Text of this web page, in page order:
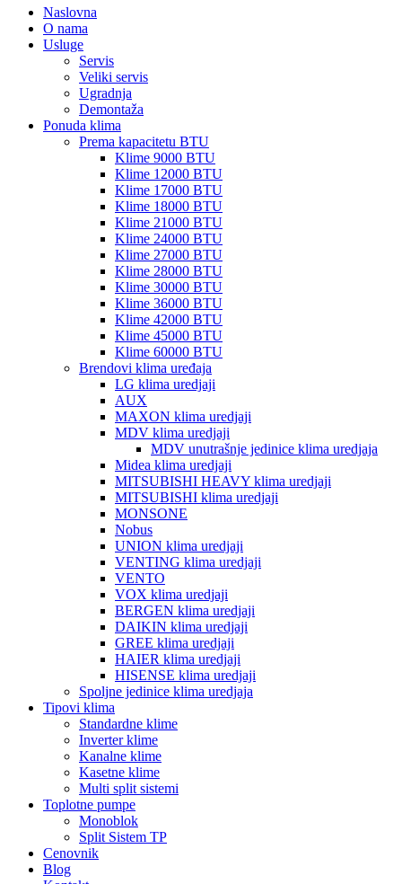
Naslovna
O nama
Usluge
Servis
Veliki servis
Ugradnja
Demontaža
Ponuda klima
Prema kapacitetu BTU
Klime 9000 BTU
Klime 12000 BTU
Klime 17000 BTU
Klime 18000 BTU
Klime 21000 BTU
Klime 24000 BTU
Klime 27000 BTU
Klime 28000 BTU
Klime 30000 BTU
Klime 36000 BTU
Klime 42000 BTU
Klime 45000 BTU
Klime 60000 BTU
Brendovi klima uređaja
LG klima uredjaji
AUX
MAXON klima uredjaji
MDV klima uredjaji
MDV unutrašnje jedinice klima uredjaja
Midea klima uredjaji
MITSUBISHI HEAVY klima uredjaji
MITSUBISHI klima uredjaji
MONSONE
Nobus
UNION klima uredjaji
VENTING klima uredjaji
VENTO
VOX klima uredjaji
BERGEN klima uredjaji
DAIKIN klima uredjaji
GREE klima uredjaji
HAIER klima uredjaji
HISENSE klima uredjaji
Spoljne jedinice klima uredjaja
Tipovi klima
Standardne klime
Inverter klime
Kanalne klime
Kasetne klime
Multi split sistemi
Toplotne pumpe
Monoblok
Split Sistem TP
Cenovnik
Blog